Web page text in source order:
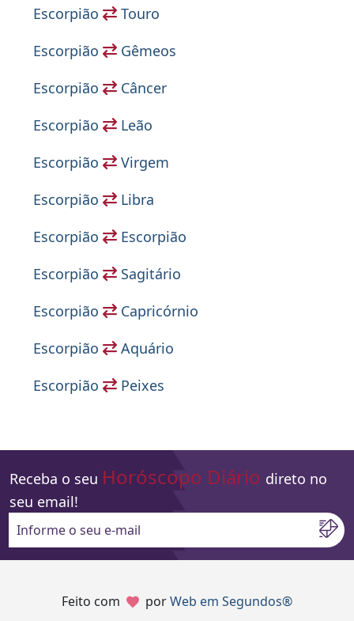
Escorpião
Touro
Escorpião
Gêmeos
Escorpião
Câncer
Escorpião
Leão
Escorpião
Virgem
Escorpião
Libra
Escorpião
Escorpião
Escorpião
Sagitário
Escorpião
Capricórnio
Escorpião
Aquário
Escorpião
Peixes
Receba o seu Horóscopo Diário direto no
seu email!
Informe o seu e-mail
Feito com porWeb em Segundos®